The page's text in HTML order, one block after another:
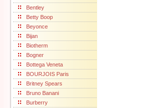
Bentley
Betty Boop
Beyonce
Bijan
Biotherm
Bogner
Bottega Veneta
BOURJOIS Paris
Britney Spears
Bruno Banani
Burberry